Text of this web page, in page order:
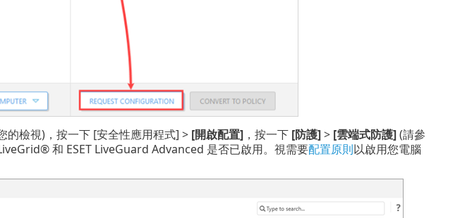
的檢視)，按一下 [安全性應用程式] > [開啟配置]，按一下 [防護]> [雲端式防護](請參
和 ESET LiveGuard Advanced 是否已啟用。視需要配置原則以啟用您電腦